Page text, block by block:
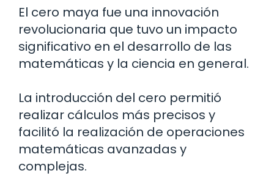
El cero maya fue una innovación
revolucionaria que tuvo un impacto
significativo en el desarrollo de las
matemáticas y la ciencia en general.
La introducción del cero permitió
realizar cálculos más precisos y
facilitó la realización de operaciones
matemáticas avanzadas y
complejas.